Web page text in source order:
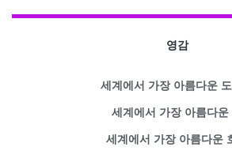
영감
세계에서 가장 아름다운
세계에서 가장 아름다운
세계에서 가장 아름다운